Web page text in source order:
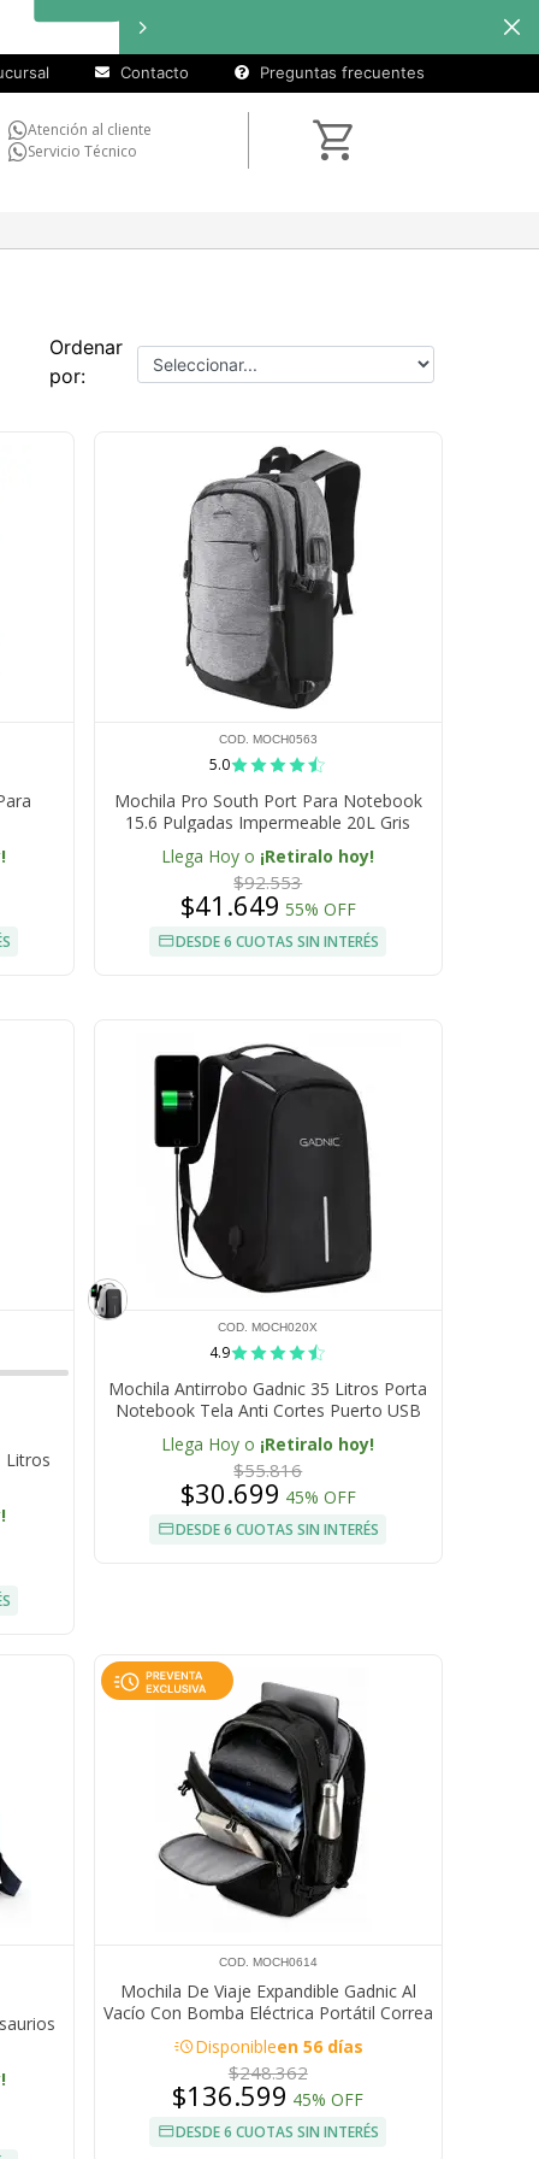
seleccionados
Contacto Preguntas frecuentes
Atención al cliente
Servicio Técnico
Ordenar
por:
COD. MOCH0563
5.0
Mochila Pro South Port Para Notebook
15.6 Pulgadas Impermeable 20L Gris
Llega Hoy o ¡Retiralo hoy!
$92.553
$41.649 55% OFF
DESDE 6 CUOTAS SIN INTERÉS
Litros
COD. MOCH020X
4.9
Mochila Antirrobo Gadnic 35 Litros Porta
Notebook Tela Anti Cortes Puerto USB
Llega Hoy o ¡Retiralo hoy!
$55.816
$30.699 45% OFF
DESDE 6 CUOTAS SIN INTERÉS
COD. MOCH0614
Mochila De Viaje Expandible Gadnic Al
Vacío Con Bomba Eléctrica Portátil Correa
Para Valija
acuteDisponibleen 56 días
$248.362
$136.599 45% OFF
DESDE 6 CUOTAS SIN INTERÉS